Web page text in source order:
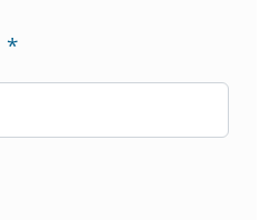
*